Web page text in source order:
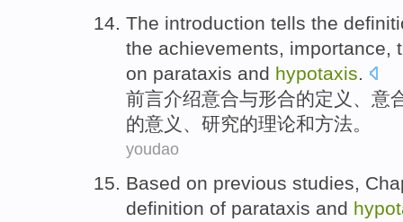
The introduction tells the
the achievements, importance,
on parataxis and hypotaxis.
前言介绍意合与形合的定义 、意
的意义 、研究的理论和方法。
youdao
Based on previous studies,
definition of parataxis and